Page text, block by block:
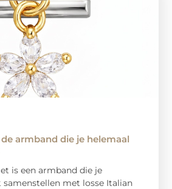
armband die je helemaal
is een armband die je
met losse Italian